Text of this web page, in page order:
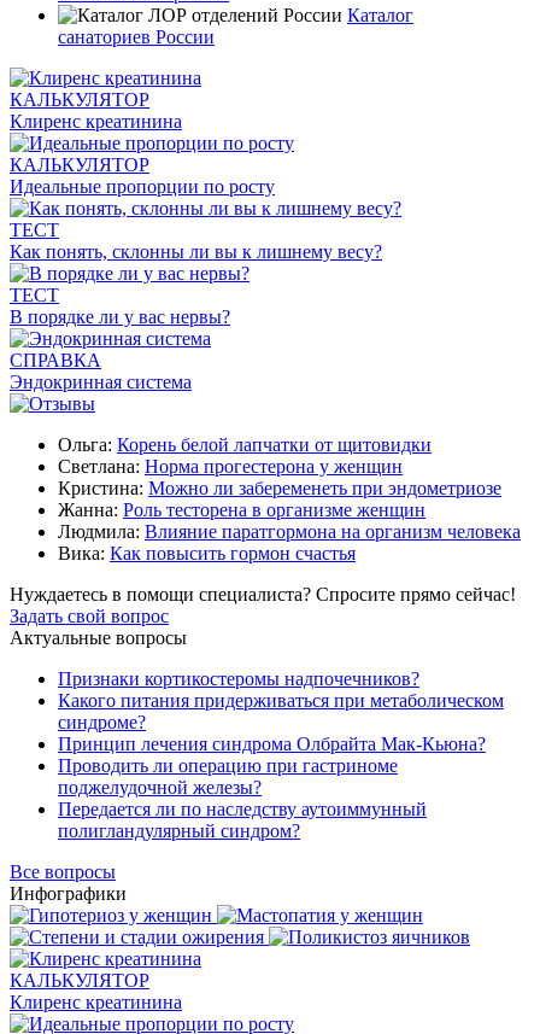
Каталог
санаториев России
КАЛЬКУЛЯТОР
Клиренс креатинина
КАЛЬКУЛЯТОР
Идеальные пропорции по росту
ТЕСТ
Как понять, склонны ли вы к лишнему весу?
ТЕСТ
В порядке ли у вас нервы?
СПРАВКА
Эндокринная система
Ольга: Корень белой лапчатки от щитовидки
Светлана: Норма прогестерона у женщин
Кристина: Можно ли забеременеть при эндометриозе
Жанна: Роль тесторена в организме женщин
Людмила: Влияние паратгормона на организм человека
Вика: Как повысить гормон счастья
Нуждаетесь в помощи специалиста? Спросите прямо сейчас!
Задать свой вопрос
Актуальные вопросы
Признаки кортикостеромы надпочечников?
Какого питания придерживаться при метаболическом
синдроме?
Принцип лечения синдрома Олбрайта Мак-Кьюна?
Проводить ли операцию при гастриноме
поджелудочной железы?
Передается ли по наследству аутоиммунный
полигландулярный синдром?
Все вопросы
Инфографики
КАЛЬКУЛЯТОР
Клиренс креатинина